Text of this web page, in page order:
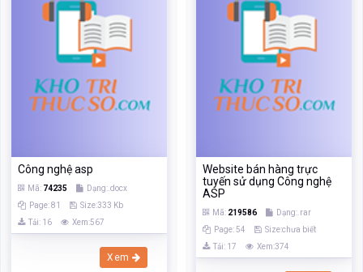
Công nghệ asp
Mã: 74235
Dạng:.docx
Page: 81
Size:333 Kb
Tải: 16
Xem:567
Xem
Website bán hàng trực
tuyến sử dụng Công nghệ
ASP
Mã: 219586
Dạng:.rar
Page: 54
Size:chưa biết
Tải: 17
Xem:374